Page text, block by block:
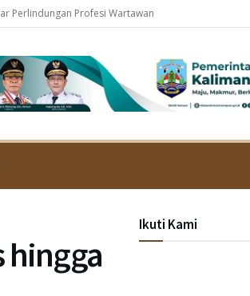
Perlindungan Profesi Wartawan
hingga
Ikuti Kami